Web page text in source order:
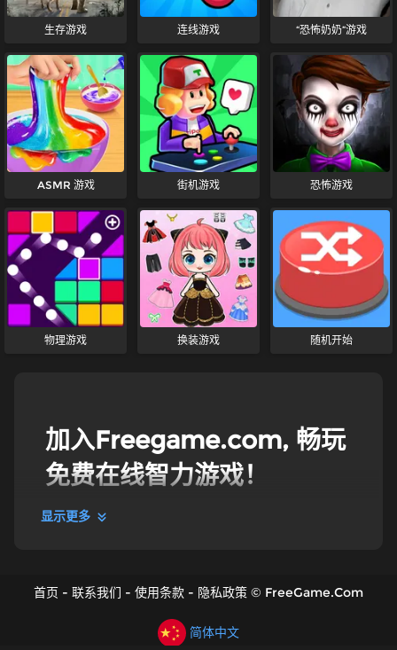
生存游戏 连线游戏 “恐怖奶奶”游戏
ASMR 游戏 街机游戏 恐怖游戏
物理游戏 换装游戏 随机开始
加入Freegame.com, 畅玩
免费在线智力游戏！
智力游戏
突破脑力极限。无论你是想进行脑力锻炼，还是只想轻
挑战到放置类文字游戏，我们的游戏选择丰富多样，适
显示更多
首页 - 联系我们 - 使用条款 - 隐私政策 © FreeGame.Com
简体中文